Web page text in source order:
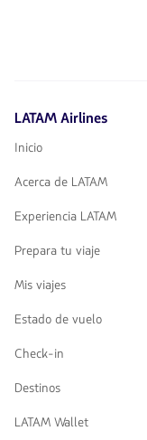
LATAM Airlines
Inicio
Acerca de LATAM
Experiencia LATAM
Prepara tu viaje
Mis viajes
Estado de vuelo
Check-in
Destinos
LATAM Wallet